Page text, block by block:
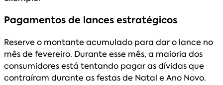
Pagamentos de lances estratégicos
Reserve o montante acumulado para dar o lance no
mês de fevereiro. Durante esse mês, a maioria dos
consumidores está tentando pagar as dívidas que
contraíram durante as festas de Natal e Ano Novo.